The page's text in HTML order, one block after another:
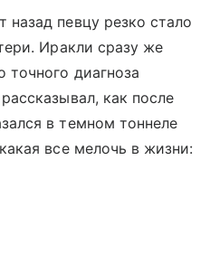
назад певцу резко стало
Иракли сразу же
точного диагноза
как после
в темном тоннеле
все мелочь в жизни: